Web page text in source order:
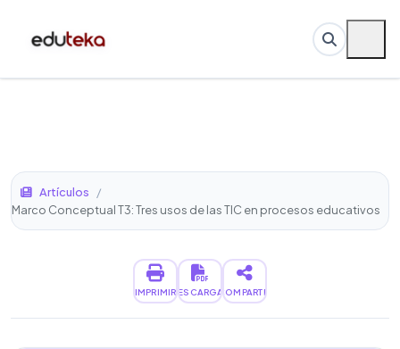
Artículos
/
Marco Conceptual T3: Tres usos de las TIC en procesos educativos
IMPRIMIRDESCARGARCOMPARTIR